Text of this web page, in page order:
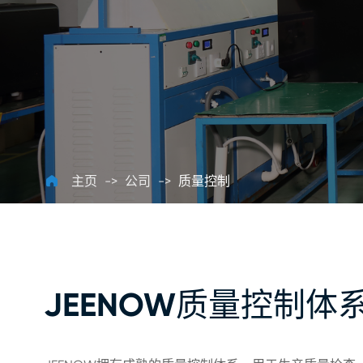
 主页 公司 质量控制
JEENOW质量控制体